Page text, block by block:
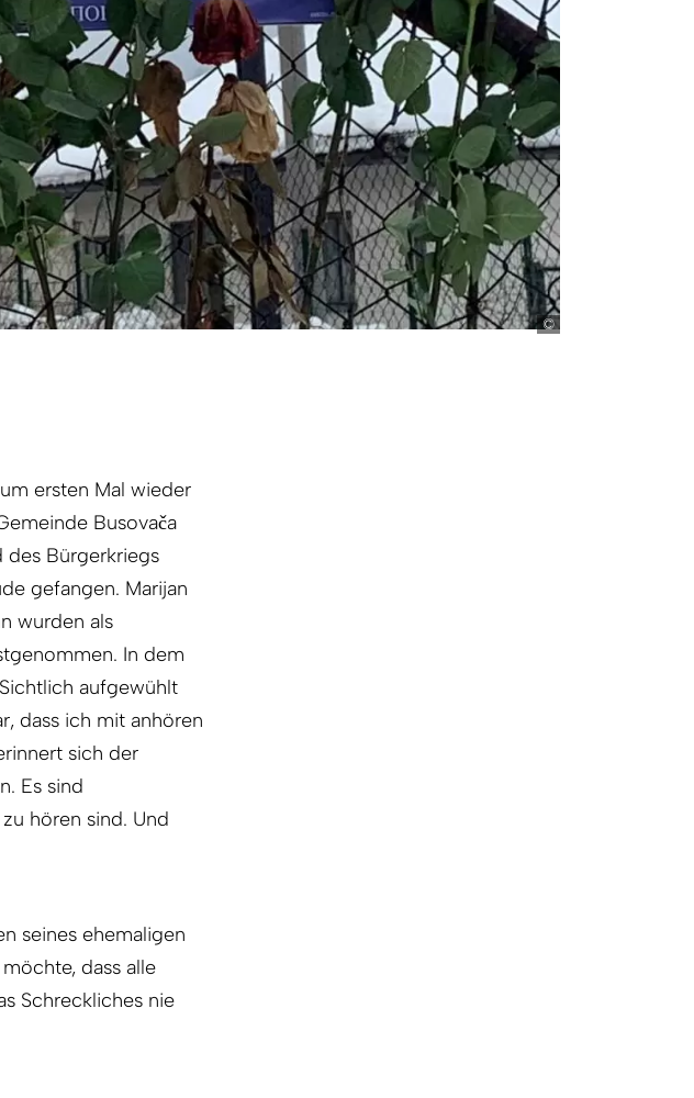
Martina Rieken
ersten Mal wieder
Busovača
des Bürgerkriegs
gefangen. Marijan
wurden als
In dem
aufgewühlt
dass ich mit anhören
sich der
Es sind
hören sind. Und
seines ehemaligen
dass alle
Schreckliches nie